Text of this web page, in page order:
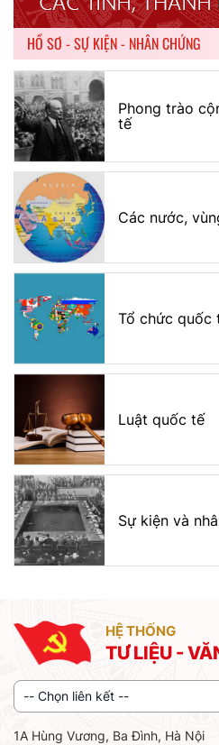
HỒ SƠ - SỰ KIỆN - NHÂN CHỨNG
Phong trào
tế
Các nước,
Tổ chức quốc
Luật quốc tế
Sự kiện và
HỆ THỐNG
TƯ LIỆU -
-- Chọn liên kết --
1A Hùng Vương, Ba Đình, Hà Nội